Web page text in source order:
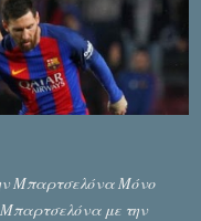
Μπαρτσελόνα Μόνο
Μπαρτσελόνα με την